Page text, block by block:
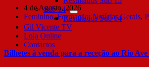
Sub 14
Resultados Sub 14
Gil Vicente TV
Loja Online
Contactos
4 de Agosto, 2026
Feminino,Formação,Notícias Gerais,
Bilhetes à venda para a receção ao Rio